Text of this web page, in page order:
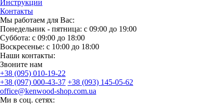
Инструкции
Контакты
Мы работаем для Вас:
Понедельник - пятница: с 09:00 до 19:00
Суббота: с 09:00 до 18:00
Воскресенье: с 10:00 до 18:00
Наши контакты:
Звоните нам
+38 (095) 010-19-22
+38 (097) 000-43-37 +38 (093) 145-05-62
office@kenwood-shop.com.ua
Ми в соц. сетях: